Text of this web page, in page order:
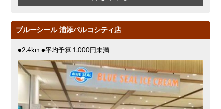
ブルーシール 浦添パルコシティ店
●2.4km ●平均予算 1,000円未満